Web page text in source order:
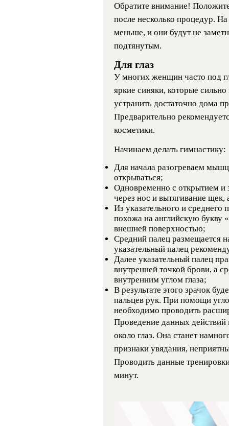
Обратите внимание!
после несколько процедур.
меньше, и они будут не
подтянутым.
Для глаз
У многих женщин часто под
яркие синяки, которые
устранить достаточно дома
Предварительно
косметики.
Начинаем делать гимнастику:
Для начала разогреваем
открываться;
Одновременно с открытием и
через нос и вытягивание
Из указательного и среднего
похожа на английскую букву
внешней поверхностью;
Средний палец размещается
указательный палец
Далее указательный палец
внутренней точкой брови, а
внутренним углом глаза;
В результате этого зрачок
пальцев рук. При помощи
необходимо проводить
Проведение данных
около глаз. Она станет
признаки увядания,
Проводить данные
минут.